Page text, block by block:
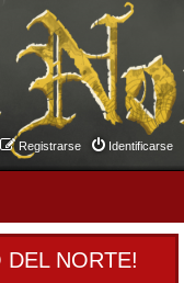
Identificarse
Registrarse
DEL NORTE!